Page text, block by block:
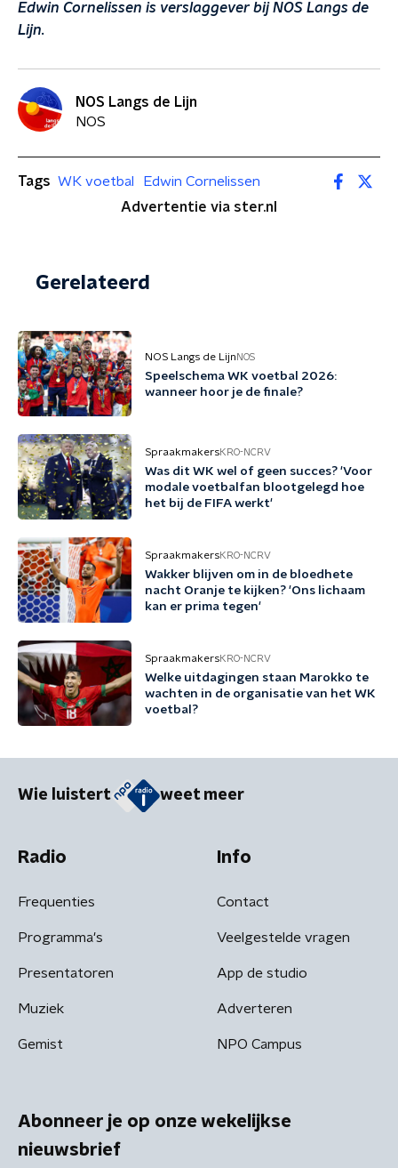
Edwin Cornelissen is verslaggever bij NOS Langs de
Lijn.
NOS Langs de Lijn
NOS
Tags WK voetbal
Edwin Cornelissen
Advertentie via ster.nl
Gerelateerd
NOS Langs de Lijn NOS
Speelschema WK voetbal 2026:
wanneer hoor je de finale?
SpraakmakersKRO-NCRV
Was dit WK wel of geen succes? 'Voor
modale voetbalfan blootgelegd hoe
het bij de FIFA werkt'
SpraakmakersKRO-NCRV
Wakker blijven om in de bloedhete
nacht Oranje te kijken? 'Ons lichaam
kan er prima tegen'
SpraakmakersKRO-NCRV
Welke uitdagingen staan Marokko te
wachten in de organisatie van het WK
voetbal?
Wie luistert weet meer
Radio
Frequenties
Programma's
Presentatoren
Muziek
Gemist
Info
Contact
Veelgestelde vragen
App de studio
Adverteren
NPO Campus
Abonneer je op onze wekelijkse
nieuwsbrief